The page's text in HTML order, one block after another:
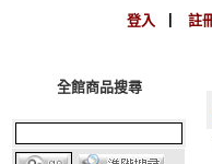
登入 註
全館商品搜尋